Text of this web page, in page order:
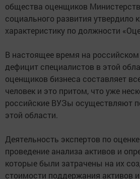
общества оценщиков
социального развития утвердило
характеристику по должности
В настоящее время на
дефицит специалистов в этой
оценщиков бизнеса составляет
человек и это притом, что уже
российские ВУЗы осуществляют
этой области.
Деятельность экспертов по
проведение анализа активов и
которые были затрачены на их
стоимости поддержания активов